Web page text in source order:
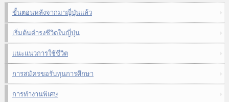
ขั้นตอนหลังจากมาญี่ปุ่นแล้ว
เริ่มต้นดำรงชีวิตในญี่ปุ่น
แนะแนวการใช้ชีวิต
การสมัครขอรับทุนการศึกษา
การทำงานพิเศษ